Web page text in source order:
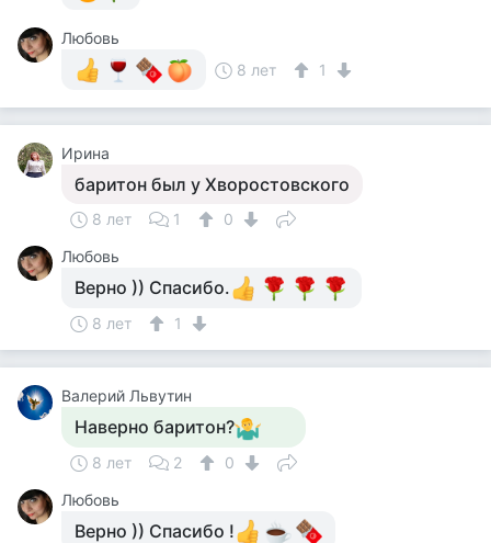
Любовь
8 лет
1
Ирина
баритон был у Хворостовского
8 лет 1
0
Любовь
Верно )) Спасибо.
8 лет 1
Валерий Львутин
Наверно баритон?
8 лет 2
0
Любовь
Верно )) Спасибо !